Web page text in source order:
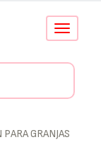
Conmutar
GRANJAS